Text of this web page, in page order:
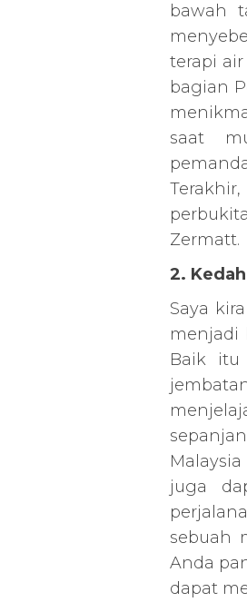
bawah
terapi
bagian
saat
Zermatt.
2. Kedah
Saya
menjadi
Baik itu
juga
sebuah
Anda
dapat